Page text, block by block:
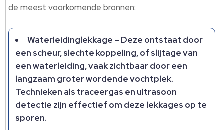
de meest voorkomende bronnen:
Waterleidinglekkage – Deze ontstaat door
een scheur, slechte koppeling, of slijtage van
een waterleiding, vaak zichtbaar door een
langzaam groter wordende vochtplek.
Technieken als traceergas en ultrasoon
detectie zijn effectief om deze lekkages op te
sporen.